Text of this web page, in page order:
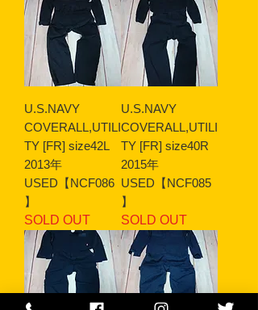
U.S.NAVY
COVERALL,UTILI
TY [FR] size42L
2013年
USED【NCF086
】
SOLD OUT
U.S.NAVY
COVERALL,UTILI
TY [FR] size40R
2015年
USED【NCF085
】
SOLD OUT